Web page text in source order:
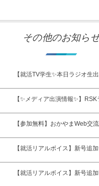
その他のお知ら
【就活TV学生✨本日ラジオ生
【✨メディア出演情報✨】
【参加無料】おかやまWeb交
【就活リアルボイス】新号追加
【就活リアルボイス】新号追加